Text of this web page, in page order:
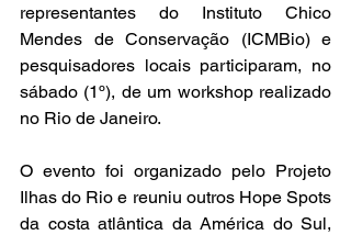
representantes do Instituto Chico
Mendes de Conservação (ICMBio) e
pesquisadores locais participaram, no
sábado (1º), de um workshop realizado
no Rio de Janeiro.
O evento foi organizado pelo Projeto
Ilhas do Rio e reuniu outros Hope Spots
da costa atlântica da América do Sul,